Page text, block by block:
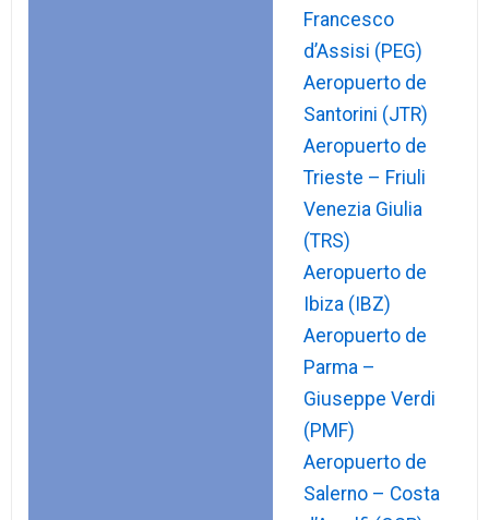
Francesco
d’Assisi (PEG)
Aeropuerto de
Santorini (JTR)
Aeropuerto de
Trieste – Friuli
Venezia Giulia
(TRS)
Aeropuerto de
Ibiza (IBZ)
Aeropuerto de
Parma –
Giuseppe Verdi
(PMF)
Aeropuerto de
Salerno – Costa